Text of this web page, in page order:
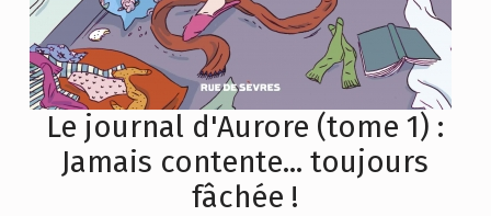
Le journal d'Aurore (tome 1) :
Jamais contente... toujours
fâchée !